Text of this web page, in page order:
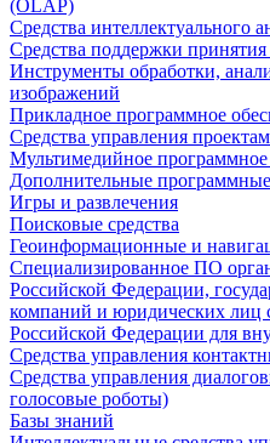
(OLAP)
Средства интеллектуального
Средства поддержки
Инструменты обработки,
изображений
Прикладное программное
Средства управления
Мультимедийное программное
Дополнительные
Игры и развлечения
Поисковые средства
Геоинформационные и
Специализированное ПО
Российской Федерации,
компаний и юридических лиц
Российской Федерации для
Средства управления
Средства управления
голосовые роботы)
Базы знаний